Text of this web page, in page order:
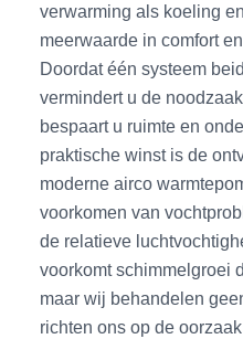
verwarming als koeling
meerwaarde in comfort
Doordat één systeem
vermindert u de
bespaart u ruimte en
praktische winst is de
moderne airco
voorkomen van
de relatieve
voorkomt schimmelgroei
maar wij behandelen
richten ons op de